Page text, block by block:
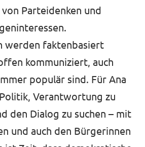
Parteidenken und
werden faktenbasiert
kommuniziert, auch
populär sind. Für Ana
Verantwortung zu
den Dialog zu suchen – mit
und auch den Bürgerinnen